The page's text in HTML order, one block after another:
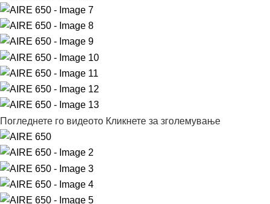
Погледнете го видеото Кликнете за зголемување